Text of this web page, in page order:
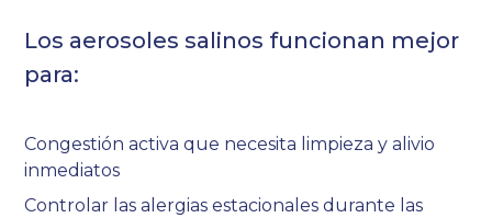
Los aerosoles salinos funcionan mejor
para:
Congestión activa que necesita limpieza y alivio
inmediatos
Controlar las alergias estacionales durante las